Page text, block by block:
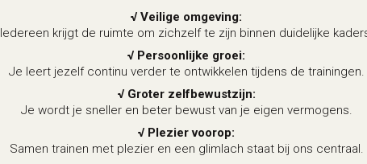
√ Veilige omgeving:
Iedereen krijgt de ruimte om zichzelf te zijn binnen duidelijke
√ Persoonlijke groei:
Je leert jezelf continu verder te ontwikkelen tijdens de trainingen.
√ Groter zelfbewustzijn:
Je wordt je sneller en beter bewust van je eigen vermogens.
√ Plezier voorop:
Samen trainen met plezier en een glimlach staat bij ons centraal.